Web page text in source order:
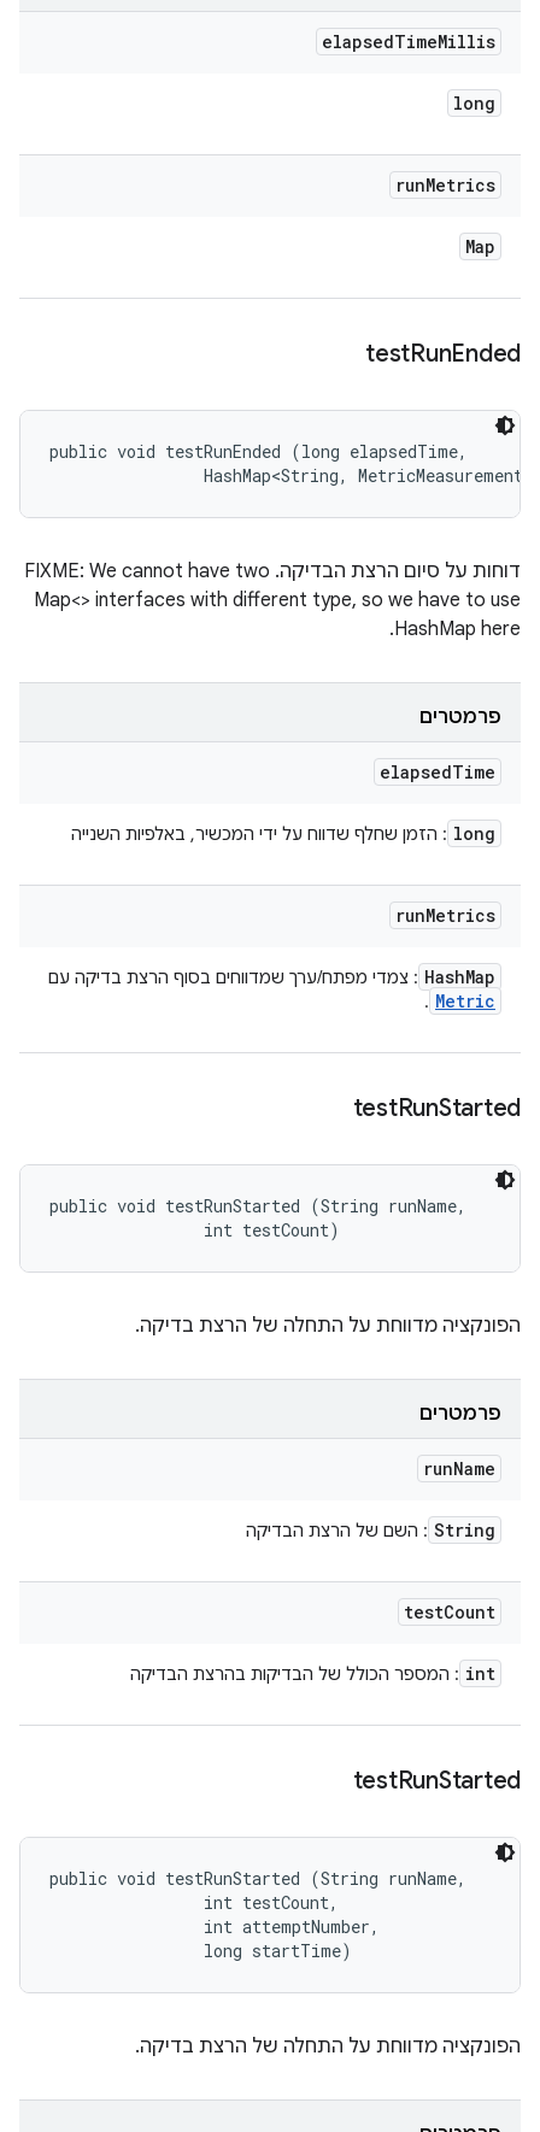
elapsedTimeMillis
long
runMetrics
Map
testRunEnded
public void testRunEnded (long elapsedTime,
HashMap<String,
דוחות על סיום הרצת הבדיקה. FIXME: We cannot have two
Map<> interfaces with different type, so we have to use
HashMap here.
פרמטרים
elapsedTime
long : הזמן שחלף שדווח על ידי המכשיר, באלפיות השנייה
runMetrics
HashMap : צמדי מפתח/ערך שמדווחים בסוף הרצת בדיקה עם
Metric
.
testRunStarted
public void testRunStarted (String runName,
                int testCount)
הפונקציה מדווחת על התחלה של הרצת בדיקה.
פרמטרים
runName
String : השם של הרצת הבדיקה
testCount
int : המספר הכולל של הבדיקות בהרצת הבדיקה
testRunStarted
public void testRunStarted (String runName,
                int testCount,
                int attemptNumber,
                long startTime)
הפונקציה מדווחת על התחלה של הרצת בדיקה.